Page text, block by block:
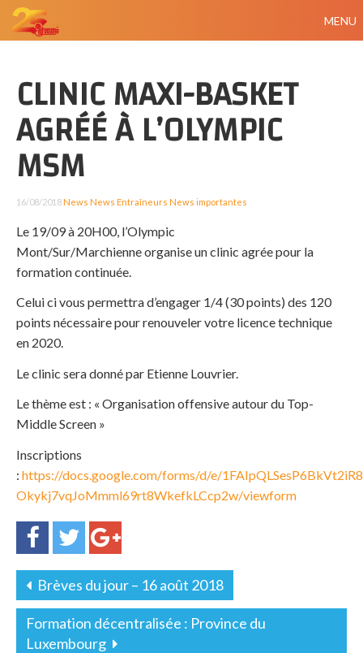
MENU
CLINIC MAXI-BASKET
AGRÉÉ À L’OLYMPIC
MSM
16/08/2018News News Entraîneurs News importantes
Le 19/09 à 20H00, l’Olympic
Mont/Sur/Marchienne organise un clinic agrée pour la
formation continuée.
Celui ci vous permettra d’engager 1/4 (30 points) des 120
points nécessaire pour renouveler votre licence technique
en 2020.
Le clinic sera donné par Etienne Louvrier.
Le thème est : « Organisation offensive autour du Top-
Middle Screen »
Inscriptions
: https://docs.google.com/forms/d/e/
Okykj7vqJoMmml69rt8WkefkLCcp2w/viewform
Brèves du jour – 16 août 2018
Formation décentralisée : Province du
Luxembourg